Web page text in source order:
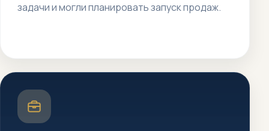
задачи и могли планировать запуск продаж.